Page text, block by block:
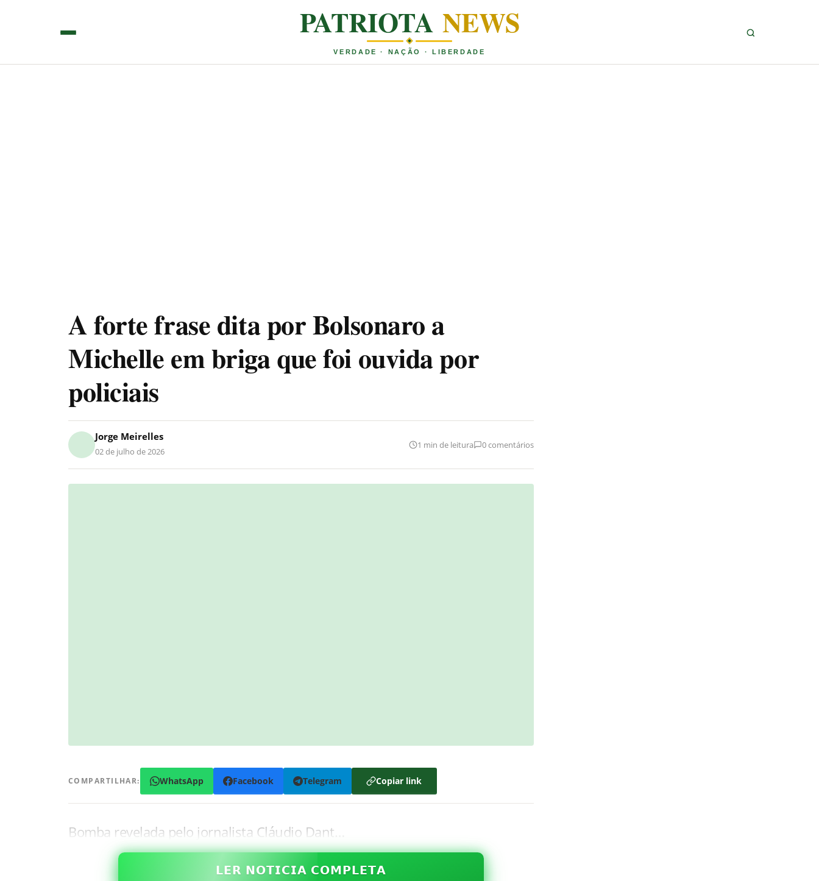
PATRIOTA NEWS
VERDADE · NAÇÃO · LIBERDADE
A forte frase dita por Bolsonaro a
Michelle em briga que foi ouvida por
policiais
Jorge Meirelles
02 de julho de 2026
1 min de leitura 0 comentários
COMPARTILHAR: WhatsApp Facebook Telegram Copiar link
Bomba revelada pelo jornalista Cláudio Dant…
𝗟𝗘𝗥 𝗡𝗢𝗧𝗜𝗖𝗜𝗔 𝗖𝗢𝗠𝗣𝗟𝗘𝗧𝗔